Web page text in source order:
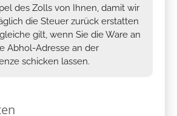
des Zolls von Ihnen, damit wir
die Steuer zurück erstatten
gilt, wenn Sie die Ware an
Abhol-Adresse an der
schicken lassen.